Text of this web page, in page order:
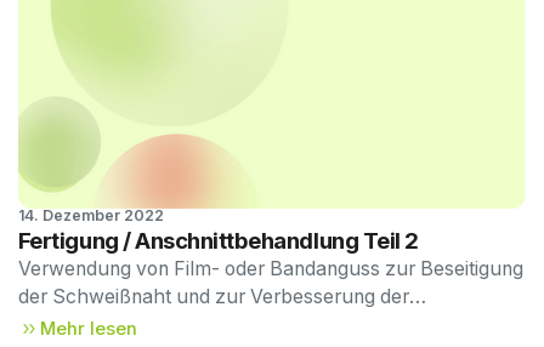
MIM-Design-
Tipps #07
14. Dezember 2022
Fertigung / Anschnittbehandlung Teil 2
Verwendung von Film- oder Bandanguss zur Beseitigung
der Schweißnaht und zur Verbesserung der
Rundheitstoleranz.
Mehr lesen